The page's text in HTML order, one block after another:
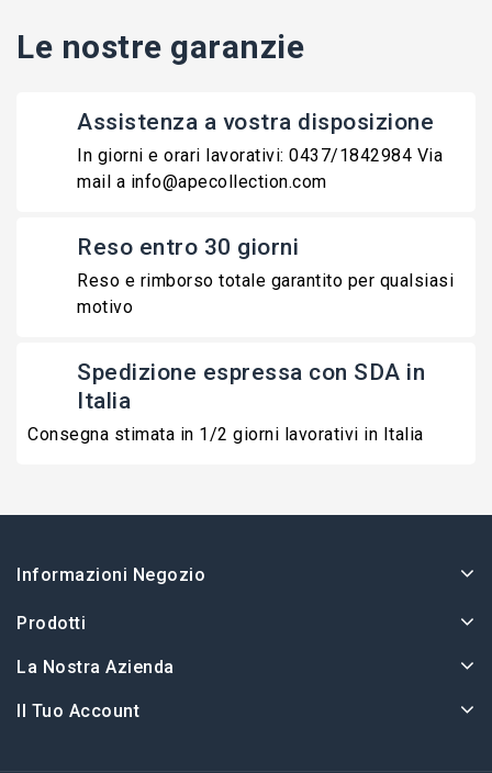
Le nostre garanzie
Assistenza a vostra disposizione
In giorni e orari lavorativi: 0437/1842984 Via
mail a info@apecollection.com
Reso entro 30 giorni
Reso e rimborso totale garantito per qualsiasi
motivo
Spedizione espressa con SDA in
Italia
Consegna stimata in 1/2 giorni lavorativi in Italia
Informazioni Negozio
Prodotti
La Nostra Azienda
Il Tuo Account